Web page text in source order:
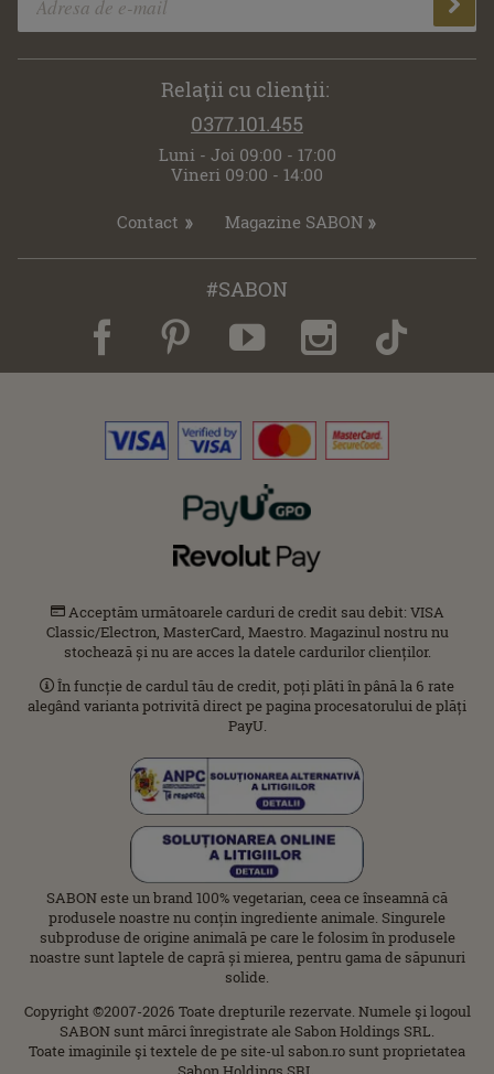
Relaţii cu clienţii:
0377.101.455
Luni - Joi 09:00 - 17:00
Vineri 09:00 - 14:00
Contact Magazine SABON
#SABON
Acceptăm următoarele carduri de credit sau debit: VISA
Classic/Electron, MasterCard, Maestro. Magazinul nostru nu
stochează și nu are acces la datele cardurilor clienților.
În funcție de cardul tău de credit, poți plăti în până la 6 rate
alegând varianta potrivită direct pe pagina procesatorului de plăți
PayU.
SABON este un brand 100% vegetarian, ceea ce înseamnă că
produsele noastre nu conțin ingrediente animale. Singurele
subproduse de origine animală pe care le folosim în produsele
noastre sunt laptele de capră și mierea, pentru gama de săpunuri
solide.
Copyright ©2007-2026 Toate drepturile rezervate. Numele şi logoul
SABON sunt mărci înregistrate ale Sabon Holdings SRL.
Toate imaginile şi textele de pe site-ul sabon.ro sunt proprietatea